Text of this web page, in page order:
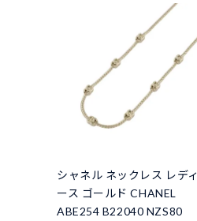
シャネル ネックレス レディ
ース ゴールド CHANEL
ABE254 B22040 NZS80